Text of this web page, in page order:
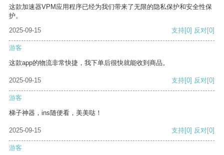
这款加速器VPM应用程序已经为我们带来了无限的隐私保护和安全性保
护。
2025-09-15
支持[0] 反对[0]
游客
这款app的物流非常快捷，我下单后很快就能收到商品。
2025-09-15 支持[0] 反对[0]
游客
梯子神器，ins随便看，美美哒！
2025-09-15 支持[0] 反对[0]
游客